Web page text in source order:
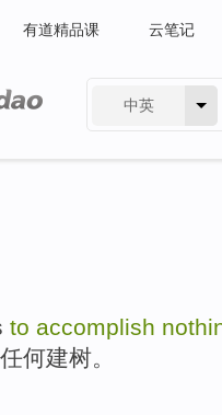
有道精品课 云笔记
中英
to accomplish
何建树。